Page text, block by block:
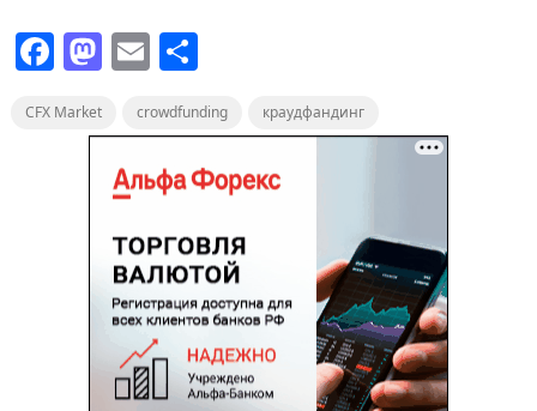
F
a
c
M
a
st
o
d
o
n
E
m
ai
l
О
п
р
а
в
и
т
ь
CFX Market crowdfunding краудфандинг